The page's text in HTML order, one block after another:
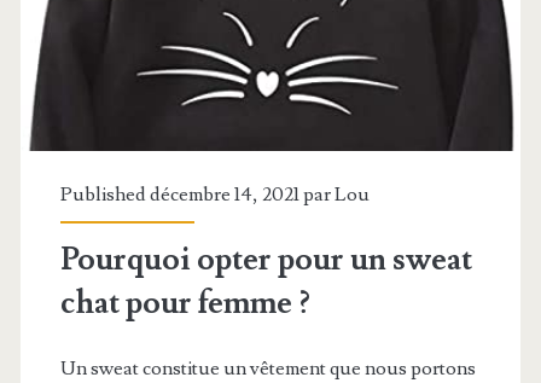
Published décembre 14, 2021 parLou
Pourquoi opter pour un sweat
chat pour femme ?
Un sweat constitue un vêtement que nous portons